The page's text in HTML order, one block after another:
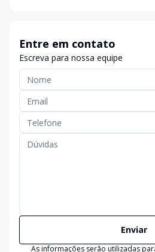
Entre em contato
Escreva para nossa equipe
Enviar
As informações serão utilizadas